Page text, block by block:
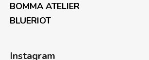
BOMMA ATELIER
BLUERIOT
Instagram